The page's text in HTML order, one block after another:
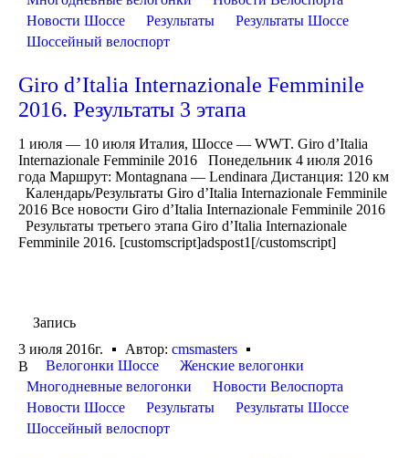
Новости Шоссе
Результаты
Результаты Шоссе
Шоссейный велоспорт
Giro d’Italia Internazionale Femminile
2016. Результаты 3 этапа
1 июля — 10 июля Италия, Шоссе — WWT. Giro d’Italia
Internazionale Femminile 2016 Понедельник 4 июля 2016
года Маршрут: Montagnana — Lendinara Дистанция: 120 км
Календарь/Результаты Giro d’Italia Internazionale Femminile
2016 Все новости Giro d’Italia Internazionale Femminile 2016
Результаты третьего этапа Giro d’Italia Internazionale
Femminile 2016. [customscript]adspost1[/customscript]
Запись
3 июля 2016г.
Автор: cmsmasters
В
Велогонки Шоссе
Женские велогонки
Многодневные велогонки
Новости Велоспорта
Новости Шоссе
Результаты
Результаты Шоссе
Шоссейный велоспорт